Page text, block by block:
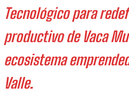
Tecnológico para
productivo de Vaca
ecosistema
Valle.